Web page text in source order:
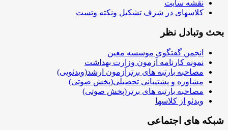
نقشه سایت
کلاسهای در شرف تشکیل ونکته وتست
بحث وتبادل نظر
انجمن گفتگوی موسسه معین
نمونه کارنامه آزمون وزارت بهداشت
مصاحبه بارتبه های برترآزمون ارشد(ویدئویی)
مشاوره و پشتیبانی تحصیلی(پخش صوتی)
مصاحبه بارتبه های برتر(پخش صوتی)
ویدئو از کلاسها
شبکه های اجتماعی